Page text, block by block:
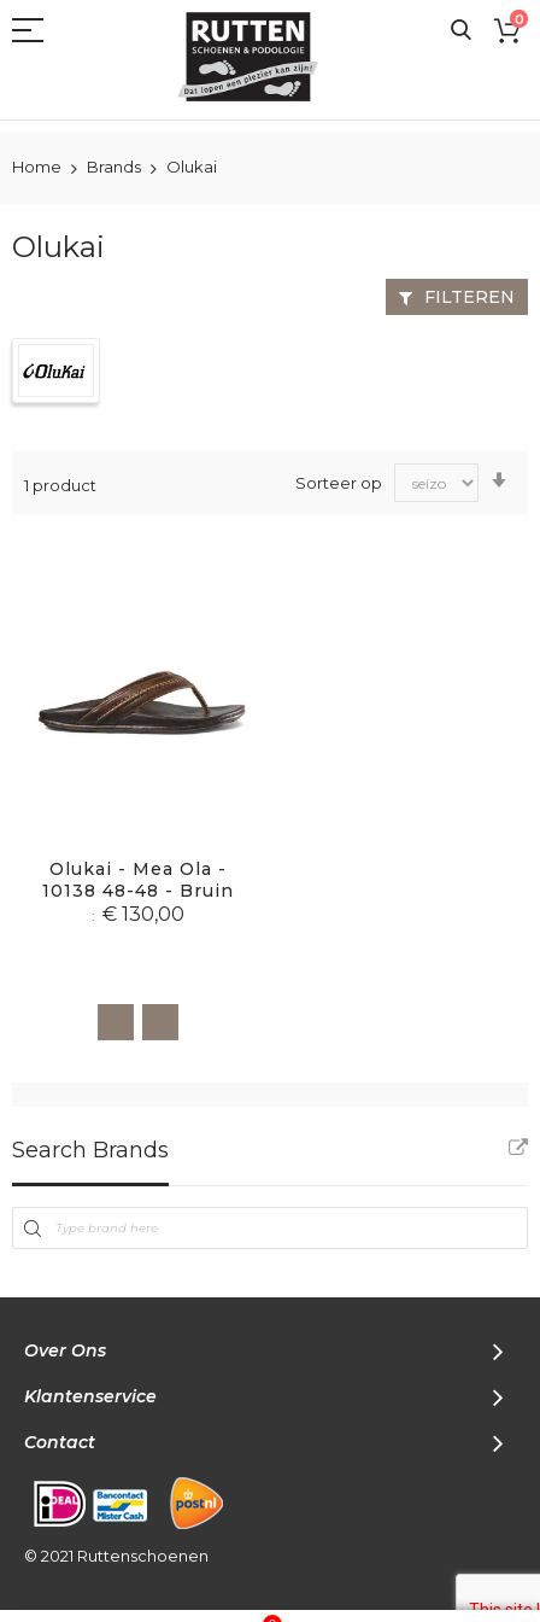
naar
0
Home Brands Olukai
Olukai
1 product Sorteer op
Olukai - Mea Ola -
10138 48-48 - Bruin
€ 130,00
FILTEREN
Search Brands
Over Ons
Klantenservice
Contact
© 2021 Ruttenschoenen